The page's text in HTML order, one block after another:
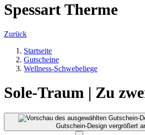
Spessart Therme
Zurück
Startseite
Gutscheine
Wellness-Schwebeliege
Sole-Traum | Zu
Gutschein-Design vergrößert